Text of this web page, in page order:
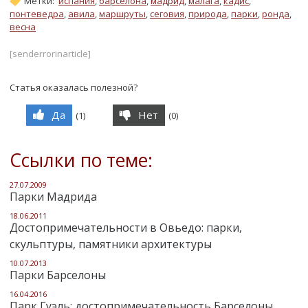
понтеведра, авила,маршруты,сеговия,природа,парки,ронда,
весна
[senderrorinarticle]
Статья оказалась полезной?
Да (1) Нет (0)
Ссылки по теме:
27.07.2009
Парки Мадрида
18.06.2011
Достопримечательности в Овьедо: парки,
скульптуры, памятники архитектуры
10.07.2013
Парки Барселоны
16.04.2016